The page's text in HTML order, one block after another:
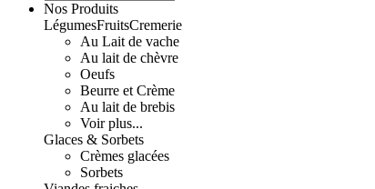
Nos Produits
LégumesFruitsCremerie
Au Lait de vache
Au lait de chèvre
Oeufs
Beurre et Crème
Au lait de brebis
Voir plus...
Glaces & Sorbets
Crèmes glacées
Sorbets